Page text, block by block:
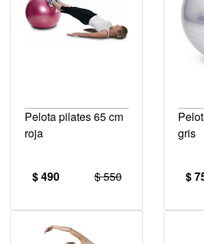
Pelota pilates 65 cm
roja
$ 490 $ 550
gris
$